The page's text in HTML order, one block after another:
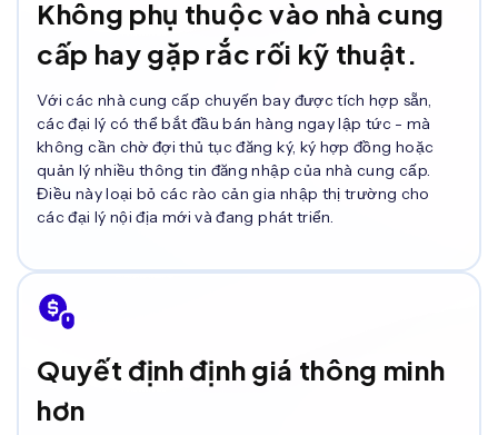
Không phụ thuộc vào nhà cung
cấp hay gặp rắc rối kỹ thuật.
Với các nhà cung cấp chuyến bay được tích hợp sẵn,
các đại lý có thể bắt đầu bán hàng ngay lập tức - mà
không cần chờ đợi thủ tục đăng ký, ký hợp đồng hoặc
quản lý nhiều thông tin đăng nhập của nhà cung cấp.
Điều này loại bỏ các rào cản gia nhập thị trường cho
các đại lý nội địa mới và đang phát triển.
Quyết định định giá thông minh
hơn